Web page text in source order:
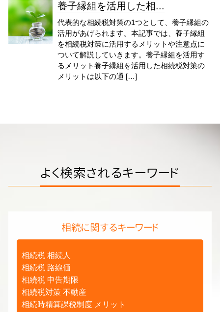
養子縁組を活用した相...
代表的な相続税対策の1つとして、養子縁組の
活用があげられます。本記事では、養子縁組
を相続税対策に活用するメリットや注意点に
ついて解説していきます。養子縁組を活用す
るメリット養子縁組を活用した相続税対策の
メリットは以下の通 […]
よく検索されるキーワード
相続に関するキーワード
相続税 相続人
相続税 路線価
相続税 申告期限
相続税対策 不動産
相続時精算課税制度 メリット